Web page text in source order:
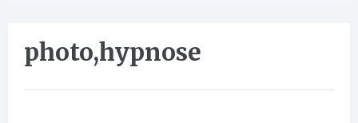
photo,hypnose